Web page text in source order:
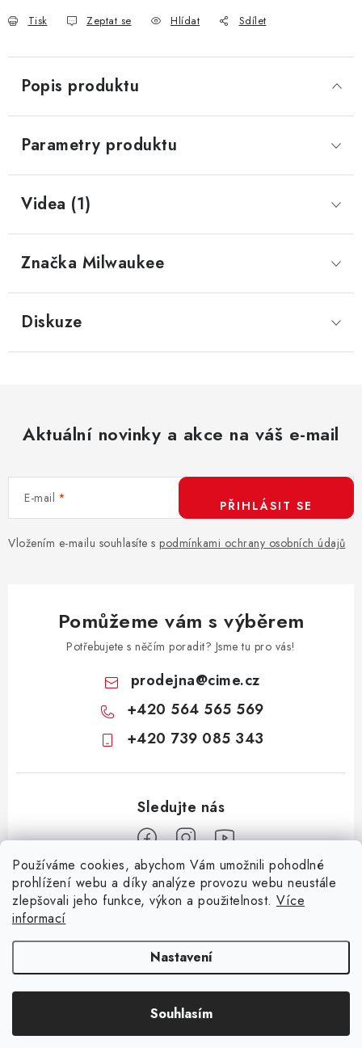
Používáme cookies, abychom Vám umožnili pohodlné
prohlížení webu a díky analýze provozu webu neustále
zlepšovali jeho funkce, výkon a použitelnost. Více
informací
Nastavení
Souhlasím
Tisk Zeptat se Hlídat Sdílet
Popis produktu
Parametry produktu
Videa (1)
Značka Milwaukee
Diskuze
Aktuální novinky a akce na váš e-mail
E-mail
Vložením e-mailu souhlasíte s podmínkami ochrany osobních údajů
PŘIHLÁSIT SE
Pomůžeme vám s výběrem
Potřebujete s něčím poradit? Jsme tu pro vás!
prodejna@cime.cz
+420 564 565 569
+420 739 085 343
Informace pro vás
Billy Goat Walker
Zemědělská technika Komunální technika
CIME SHOP . Všechna práva vyhrazena.